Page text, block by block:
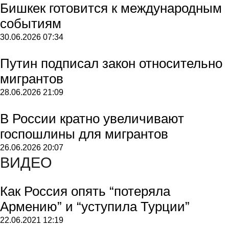
Бишкек готовится к международным
событиям
30.06.2026 07:34
Путин подписал закон относительно
мигрантов
28.06.2026 21:09
В России кратно увеличивают
госпошлины для мигрантов
26.06.2026 20:07
ВИДЕО
Как Россия опять “потеряла
Армению” и “уступила Турции”
22.06.2021 12:19